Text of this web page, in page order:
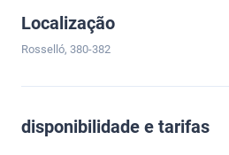
Localização
Rosselló, 380-382
disponibilidade e tarifas